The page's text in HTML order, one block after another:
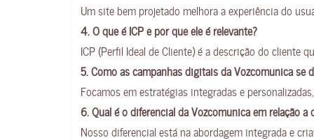
Um site bem projetado melhora a experiência do
4. O que é ICP e por que ele é relevante?
ICP (Perfil Ideal de Cliente) é a descrição do
5. Como as campanhas digitais da Vozcomunica se
Focamos em estratégias integradas e
6. Qual é o diferencial da Vozcomunica em relação a
Nosso diferencial está na abordagem integrada e